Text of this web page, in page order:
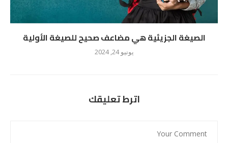
الصيغة الجزيئية هي مضاعف صحيح للصيغة الأولية
يونيو 24, 2024
اترط تعليقك